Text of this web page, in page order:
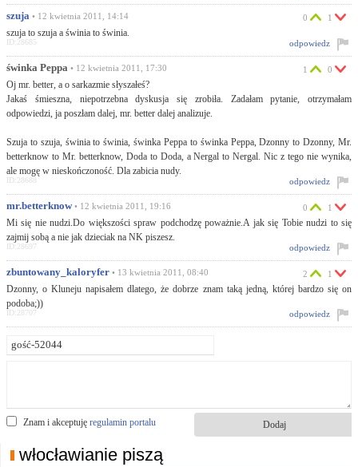
szuja • 12 kwietnia 2011, 14:14
szuja to szuja a świnia to świnia.
0 1
odpowiedz
ID:28685
świnka Peppa • 12 kwietnia 2011, 17:30
Oj mr. better, a o sarkazmie słyszałeś?
Jakaś śmieszna, niepotrzebna dyskusja się zrobiła. Zadałam pytanie, otrzymałam
odpowiedzi, ja poszłam dalej, mr. better dalej analizuje.
Szuja to szuja, świnia to świnia, świnka Peppa to świnka Peppa, Dzonny to Dzonny, Mr.
betterknow to Mr. betterknow, Doda to Doda, a Nergal to Nergal. Nic z tego nie wynika,
ale mogę w nieskończoność. Dla zabicia nudy.
1 0
odpowiedz
ID:28688
mr.betterknow• 12 kwietnia 2011, 19:16
Mi się nie nudzi.Do większości spraw podchodzę poważnie.A jak się Tobie nudzi to się
zajmij sobą a nie jak dzieciak na NK piszesz.
0 1
odpowiedz
ID:28697
zbuntowany_kaloryfer • 13 kwietnia 2011, 08:40
Dzonny, o Kluneju napisałem dlatego, że dobrze znam taką jedną, której bardzo się on
podoba;))
2 1
odpowiedz
ID:28707
Znam i akceptuję regulamin portalu
włocławianie piszą